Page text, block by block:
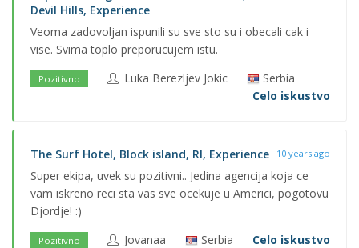
Devil Hills, Experience
Veoma zadovoljan ispunili su sve sto su i obecali cak i
vise. Svima toplo preporucujem istu.
Pozitivno Luka Berezljev Jokic
Serbia
Celo iskustvo
The Surf Hotel, Block island, RI, Experience 10 years ago
Super ekipa, uvek su pozitivni.. Jedina agencija koja ce
vam iskreno reci sta vas sve ocekuje u Americi, pogotovu
Djordje! :)
Pozitivno Jovanaa Serbia Celo iskustvo